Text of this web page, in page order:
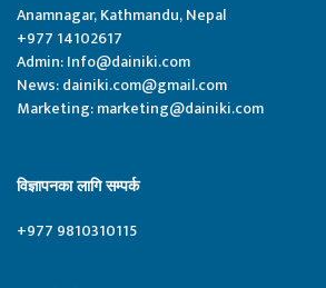
Anamnagar, Kathmandu, Nepal
+977 14102617
Admin:Info@dainiki.com
News:dainiki.com@gmail.com
Marketing:marketing@dainiki.com
विज्ञापनका लागि सम्पर्क
+977 9810310115